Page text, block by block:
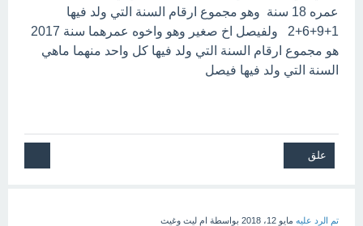
عمره 18 سنة وهو مجموع ارقام السنة التي ولد فيها
1+9+6+2 ولفيصل اخ صغير وهو واخوه عمرهما سنة 2017
هو مجموع ارقام السنة التي ولد فيها كل واحد منهما ماهي
السنة التي ولد فيها فيصل
تم الرد عليه مايو 12، 2018 بواسطة ام ليث وغيث